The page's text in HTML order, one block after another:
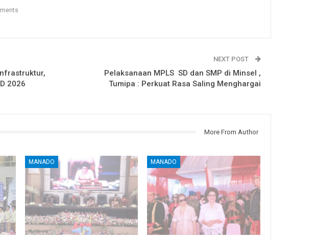
2026
NEXT POST
Pelaksanaan MPLS SD dan SMP di Minsel ,
Tumipa : Perkuat Rasa Saling Menghargai
More From Author
MANADO MANADO